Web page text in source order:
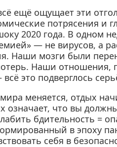
ещё ощущает эти
потрясения и
2020 года. В одном
— не вирусов, а
Наши мозги были
Наши отношения,
это подверглось
меняется, отдых
означает, что вы
бдительность =
в эпоху
себя в